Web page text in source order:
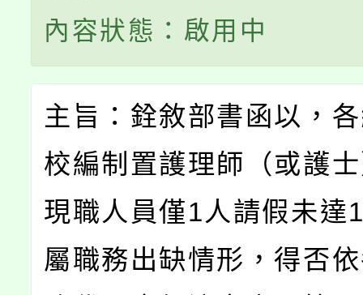
內容狀態：啟用中
主旨：銓敘部書函以，
校編制置護理師（或護
現職人員僅1人請假未達
屬職務出缺情形，得否